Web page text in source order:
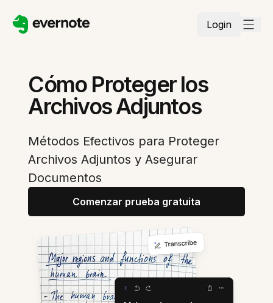
Login
Cómo Proteger los
Archivos Adjuntos
Métodos Efectivos para Proteger
Archivos Adjuntos y Asegurar
Documentos
Comenzar prueba gratuita